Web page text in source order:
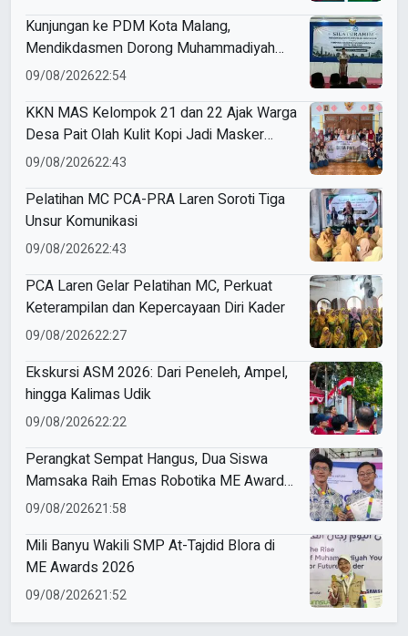
Kunjungan ke PDM Kota Malang,
Mendikdasmen Dorong Muhammadiyah
Perkuat Mutu dan Kemandirian Pendidikan
09/08/202622:54
KKN MAS Kelompok 21 dan 22 Ajak Warga
Desa Pait Olah Kulit Kopi Jadi Masker
Wajah
09/08/202622:43
Pelatihan MC PCA-PRA Laren Soroti Tiga
Unsur Komunikasi
09/08/202622:43
PCA Laren Gelar Pelatihan MC, Perkuat
Keterampilan dan Kepercayaan Diri Kader
09/08/202622:27
Ekskursi ASM 2026: Dari Peneleh, Ampel,
hingga Kalimas Udik
09/08/202622:22
Perangkat Sempat Hangus, Dua Siswa
Mamsaka Raih Emas Robotika ME Awards
2026
09/08/202621:58
Mili Banyu Wakili SMP At-Tajdid Blora di
ME Awards 2026
09/08/202621:52